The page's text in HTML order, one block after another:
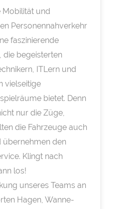
Mobilität und
Personennahverkehr
faszinierende
die begeisterten
ITLern und
vielseitige
bietet. Denn
nur die Züge,
die Fahrzeuge auch
übernehmen den
Klingt nach
los!
unseres Teams an
Hagen, Wanne-